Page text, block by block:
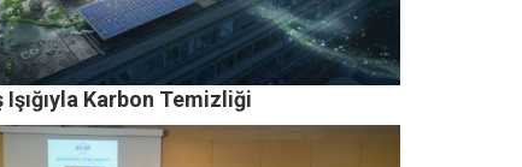
Işığıyla Karbon Temizliği